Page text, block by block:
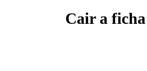
Cair a